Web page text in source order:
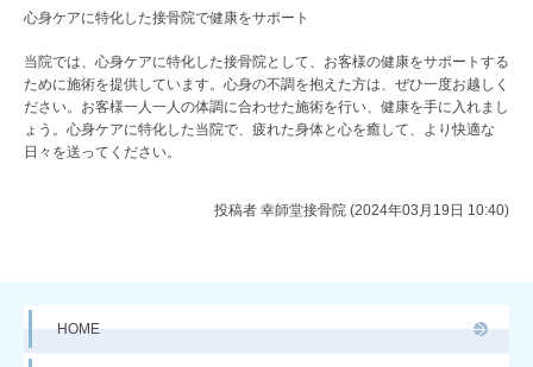
心身ケアに特化した接骨院で健康をサポート
当院では、心身ケアに特化した接骨院として、お客様の健康をサポートする
ために施術を提供しています。心身の不調を抱えた方は、ぜひ一度お越しく
ださい。お客様一人一人の体調に合わせた施術を行い、健康を手に入れまし
ょう。心身ケアに特化した当院で、疲れた身体と心を癒して、より快適な
日々を送ってください。
投稿者 幸師堂接骨院 (2024年03月19日 10:40)
HOME